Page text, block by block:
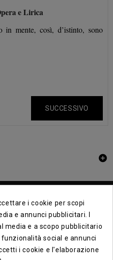
e Lirica
in mente, così, d’istinto, sono
SUCCESSIVO


i cookie per scopi
e annunci pubblicitari. I
media e a scopo pubblicitario
social e annunci
i cookie e l'elaborazione